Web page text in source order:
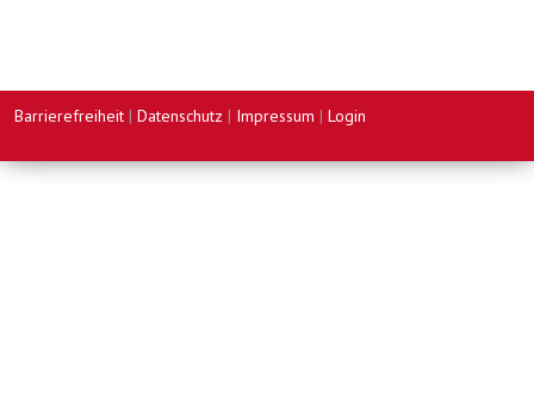
Barrierefreiheit | Datenschutz | Impressum | Login